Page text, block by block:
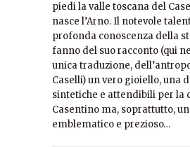
piedi la valle toscana del
nasce l’Arno. Il notevole
profonda conoscenza della
fanno del suo racconto (qui
unica traduzione,
Caselli) un vero gioiello, una
sintetiche e attendibili per la
Casentino ma, soprattutto,
emblematico e prezioso…